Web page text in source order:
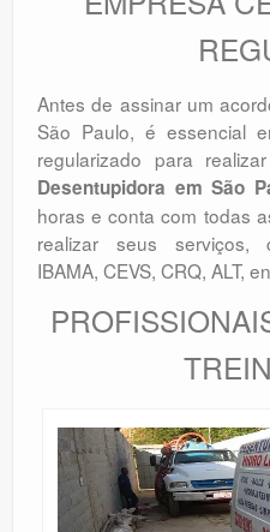
Antes de assinar um
São Paulo, é essencial
regularizado para
Desentupidora em São
horas e conta com todas
realizar seus serviços,
IBAMA, CEVS, CRQ, ALT,